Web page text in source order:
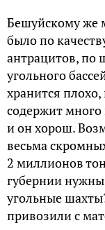
Бешуйскому же
было по
антрацитов, по
угольного
хранится плохо,
содержит
и он хорош.
весьма
2 миллионов
губернии
угольные
привозили с